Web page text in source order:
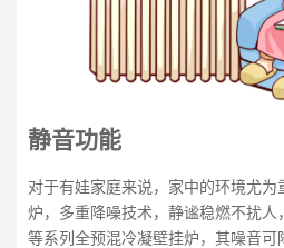
静音功能
对于有娃家庭来说，家中的环境尤
炉，多重降噪技术，静谧稳燃不扰人
等系列全预混冷凝壁挂炉，其噪音可